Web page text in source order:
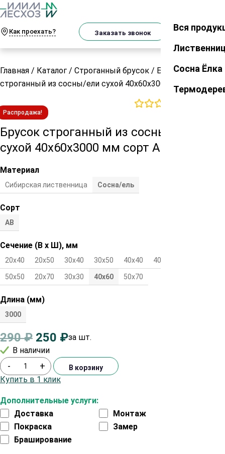
Как проехать? Заказать звонок Закрыть
Вся
Сосна Ёлка
Главная / Каталог / Строганный брусок / Брусок
строганный из сосны/ели сухой 40х60х3000 мм сорт AB
Распродажа!
Брусок строганный из сосны/ели
сухой 40х60х3000 мм сорт AB
Материал
Сибирская лиственница Сосна/ель
Сорт
АВ
Сечение (В х Ш), мм
20х40 20х50 30х40 30х50 40х40 40х50
50х50 20х70 30х30 40х60 50х70
Длина (мм)
3000
290₽ 250 ₽за шт.
В наличии
Дополнительные услуги:
Доставка
Монтаж
Покраска
Замер
Браширование
- + В корзину
Купить в 1 клик